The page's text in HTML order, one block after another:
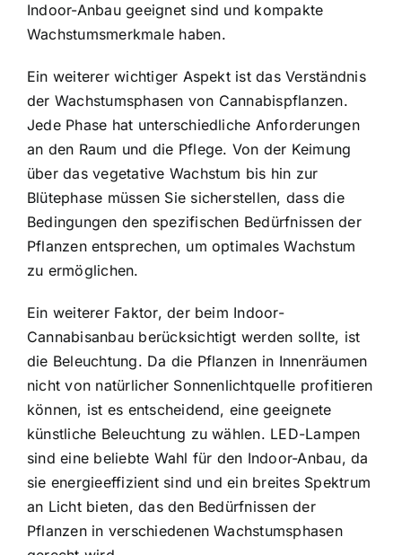
Indoor-Anbau geeignet sind und kompakte
Wachstumsmerkmale haben.
Ein weiterer wichtiger Aspekt ist das Verständnis
der Wachstumsphasen von Cannabispflanzen.
Jede Phase hat unterschiedliche Anforderungen
an den Raum und die Pflege. Von der Keimung
über das vegetative Wachstum bis hin zur
Blütephase müssen Sie sicherstellen, dass die
Bedingungen den spezifischen Bedürfnissen der
Pflanzen entsprechen, um optimales Wachstum
zu ermöglichen.
Ein weiterer Faktor, der beim Indoor-
Cannabisanbau berücksichtigt werden sollte, ist
die Beleuchtung. Da die Pflanzen in Innenräumen
nicht von natürlicher Sonnenlichtquelle profitieren
können, ist es entscheidend, eine geeignete
künstliche Beleuchtung zu wählen. LED-Lampen
sind eine beliebte Wahl für den Indoor-Anbau, da
sie energieeffizient sind und ein breites Spektrum
an Licht bieten, das den Bedürfnissen der
Pflanzen in verschiedenen Wachstumsphasen